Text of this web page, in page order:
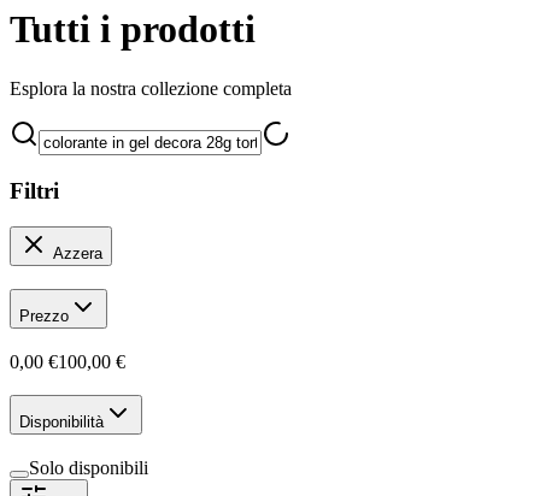
Tutti i prodotti
Esplora la nostra collezione completa
Filtri
Azzera
Prezzo
0,00 €100,00 €
Disponibilità
Solo disponibili